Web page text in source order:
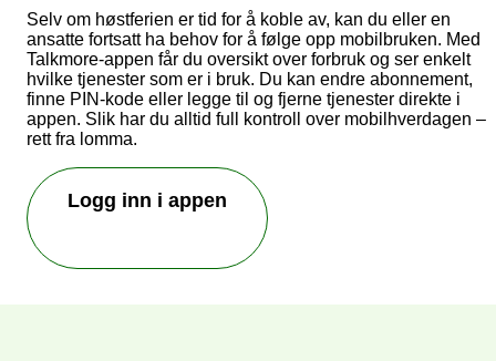
Selv om høstferien er tid for å koble av, kan du eller en
ansatte fortsatt ha behov for å følge opp mobilbruken. Med
Talkmore-appen får du oversikt over forbruk og ser enkelt
hvilke tjenester som er i bruk. Du kan endre abonnement,
finne PIN-kode eller legge til og fjerne tjenester direkte i
appen. Slik har du alltid full kontroll over mobilhverdagen –
rett fra lomma.
Logg inn i appen